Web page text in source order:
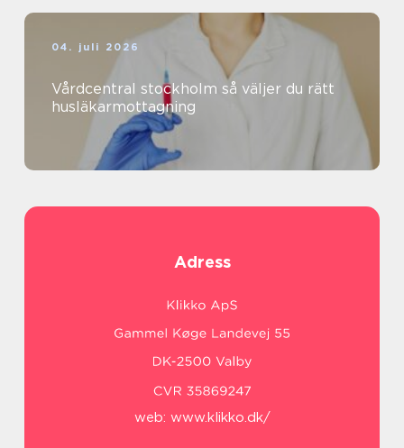
04. juli 2026
Vårdcentral stockholm så väljer du rätt
husläkarmottagning
Adress
web: www.klikko.dk/